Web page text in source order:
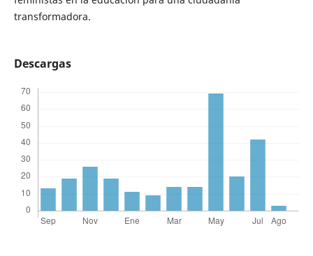
transformadora.
Descargas